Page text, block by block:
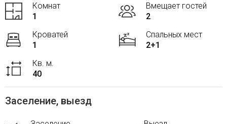
Комнат
1
Вмещает гостей
2
Кроватей
1
Спальных мест
2+1
Кв. м.
40
Заселение, выезд